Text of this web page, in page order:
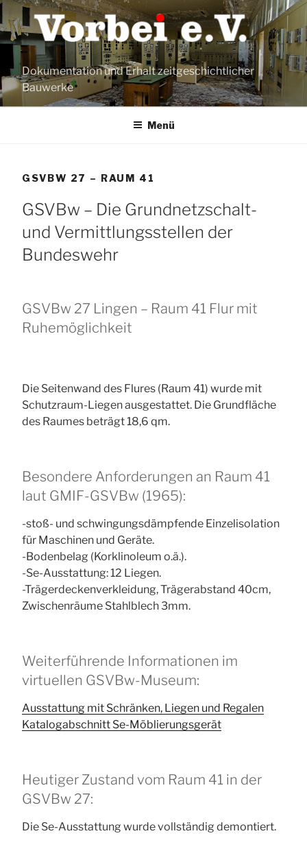
Zum
Inhalt
springen
Dokumentation und Erhalt zeitgeschichtlicher
Bauwerke
Menü
GSVBW 27 – RAUM 41
GSVBw – Die Grundnetzschalt-
und Vermittlungsstellen der
Bundeswehr
GSVBw 27 Lingen – Raum 41 Flur mit
Ruhemöglichkeit
Die Seitenwand des Flures (Raum 41) wurde mit
Schutzraum-Liegen ausgestattet. Die Grundfläche
des Raumes beträgt 18,6 qm.
Besondere Anforderungen an Raum 41
laut GMIF-GSVBw (1965):
-stoß- und schwingungsdämpfende Einzelisolation
für Maschinen und Geräte.
-Bodenbelag (Korklinoleum o.ä.).
-Se-Ausstattung: 12 Liegen.
-Trägerdeckenverkleidung, Trägerabstand 40cm,
Zwischenräume Stahlblech 3mm.
Weiterführende Informationen im
virtuellen GSVBw-Museum:
Ausstattung mit Schränken, Liegen und Regalen
Katalogabschnitt Se-Möblierungsgerät
Heutiger Zustand vom Raum 41 in der
GSVBw 27:
Die Se-Ausstattung wurde vollständig demontiert.